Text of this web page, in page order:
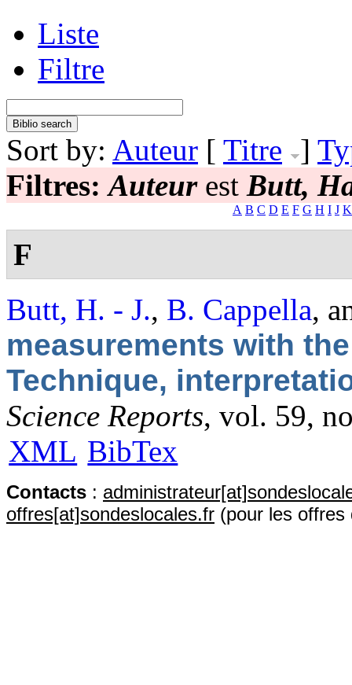
Liste
Filtre
Sort by: Auteur [ Titre ]
Filtres: Auteurest Butt,
A B C D E F G H I J K
F
Butt, H. - J., B. Cappella,
measurements with
Technique,
Science Reports, vol. 59,
XML BibTex
Contacts :
offres[at]sondeslocales.fr (pour les offres